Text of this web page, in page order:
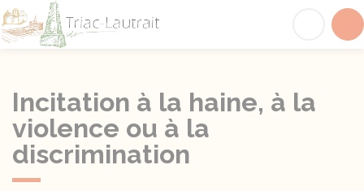
Incitation à la haine, à la
violence ou à la
discrimination